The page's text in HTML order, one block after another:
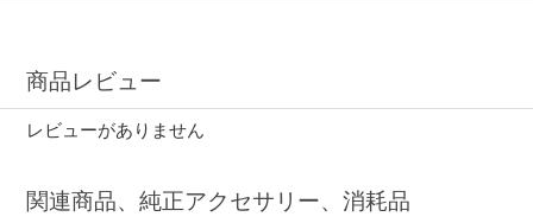
商品レビュー
レビューがありません
関連商品、純正アクセサリー、消耗品